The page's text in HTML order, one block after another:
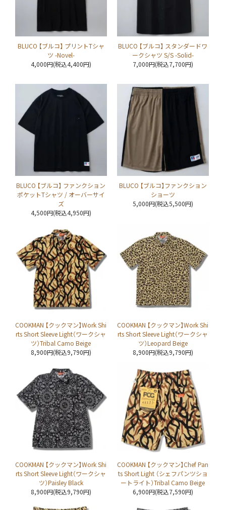
BLUCO 【ブルコ】 プリントTシャ
ツ -Novel-
4,000円(税込4,400円)
BLUCO 【ブルコ】 スタンダードワ
ークシャツ S/S -Solid-
7,000円(税込7,700円)
BLUCO 【ブルコ】 ファンクション
ポケットTシャツ / オーバーサイ
ズ
4,500円(税込4,950円)
BLUCO 【ブルコ】ファンクション
ショーツ
5,000円(税込5,500円)
COOKMAN 【クックマン】Work Shi
rts Short Sleeve Light（ワークシャ
ツ）Tribal Camo Beige
8,900円(税込9,790円)
COOKMAN 【クックマン】Work Shi
rts Short Sleeve Light（ワークシャ
ツ）Leopard Beige
8,900円(税込9,790円)
COOKMAN 【クックマン】Work Shi
rts Short Sleeve Light（ワークシャ
ツ）Paisley Black
8,900円(税込9,790円)
COOKMAN 【クックマン】Chef Pan
ts Short Light （シェフパンツショ
ートライト）Tribal Camo Beige
6,900円(税込7,590円)